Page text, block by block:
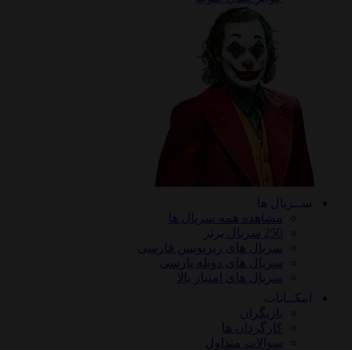
ها
مشاهده همه سریال ها
سریال های زیرنویس فارسی
سریال های دوبله پارسی
سریال های امتیاز بالا
کارگردان ها
سوالات متداول